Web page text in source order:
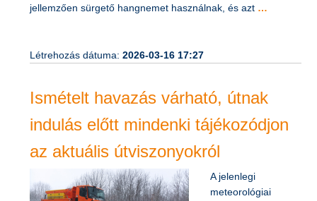
jellemzően sürgető hangnemet használnak, és azt …
Létrehozás dátuma:2026-03-16 17:27
Ismételt havazás várható, útnak
indulás előtt mindenki tájékozódjon
az aktuális útviszonyokról
A jelenlegi
meteorológiai